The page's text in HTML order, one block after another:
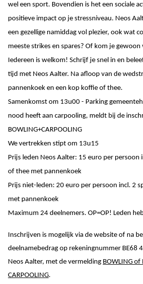
wel een sport. Bovendien is het een sociale
positieve impact op je stressniveau. Neos
een gezellige namiddag vol plezier, ook wat
meeste strikes en spares? Of kom je gewoon
Iedereen is welkom! Schrijf je snel in en
tijd met Neos Aalter. Na afloop van de
pannenkoek en een kop koffie of thee.
Samenkomst om 13u00 - Parking
nood heeft aan carpooling, meldt bij de
BOWLING+CARPOOLING
We vertrekken stipt om 13u15
Prijs leden Neos Aalter: 15 euro per persoon
of thee met pannenkoek
Prijs niet-leden: 20 euro per persoon incl. 2
met pannenkoek
Maximum 24 deelnemers. OP=OP! Leden
Inschrijven is mogelijk via de website of na
deelnamebedrag op rekeningnummer BE68
Neos Aalter, met de vermelding BOWLING of
CARPOOLING.